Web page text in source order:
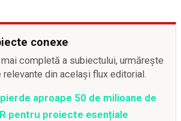
conexe
completă a subiectului, urmărește
din același flux editorial.
aproape 50 de milioane de
pentru proiecte esențiale